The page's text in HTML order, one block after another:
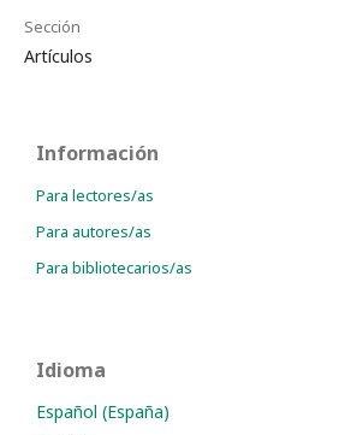
Sección
Artículos
Información
Para lectores/as
Para autores/as
Para bibliotecarios/as
Idioma
Español (España)